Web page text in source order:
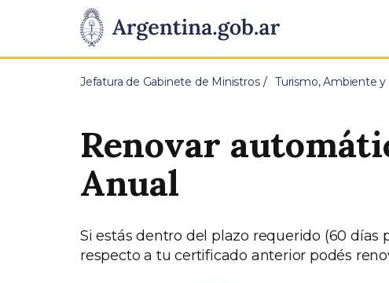
Presidencia
de
Pasar al contenido principal
Jefatura de Gabinete de Ministros Turismo, Ambiente
Renovar
Anual
Si estás dentro del plazo requerido (60
respecto a tu certificado anterior podés